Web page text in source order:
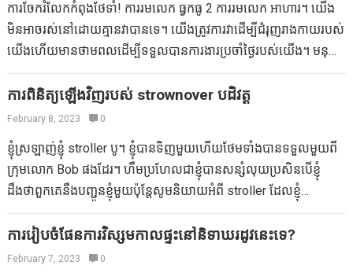
ការបន្ថែមដ៏ល្អសម្រាប់របបអាហាររបស់ម្តាយមានផ្ទៃពោះ។ នៅលើឌីឌីយ៉េធី
ស៊ីធីវាពិភាក្សាអំពីអត្ថប្រយោជន៍សុខភាពរបស់រមៀត។ តោះមើលរបៀបប្រើ
រមៀតមានសុវត្ថិភាពក្នុងពេលមានផ្ទៃពោះ។ 1 # សួរអ្នកជំនាញរោគស្ត្រីរបស់
ប្រើប្រាស់ថែទាំខ្លះពីព្រោះមិនមានការស្រាវជ្រាវតិចតួចទេក្នុងការមិនមានការ
ស្រាវជ្រាវលើសារធាតុទាំងនេះមិនដូចថ្នាំនិងថ្នាំដែលមានវេជ្ជបញ្ជាជាក់លាក់
ទេ។ ខណៈពេលដែលរោគស្ត្រីរបស់អ្នកអាចលើកទឹកចិត្តអ្នកកុំយកថ្នាំគ្រាប់
រុក្ខជាតិមិនមានការណែនាំច្បាស់លាស់អំពីការប្រើប្រាស់រមៀត។ បាន
ផ្តល់ឱ្យថាវាមានលក្ខណៈសម្បត្តិជាច្រើនដែលមានច្រើនដូច្នេះអ្នកអាច
របស់អ្នកដើម្បីសុខភាពនិងការតស៊ូរបស់ក្រុមហ៊ុន។ 2 # ញ៉ាំរមៀតធម្មជាតិ
មានជំនឿមិនត្រឹមត្រូវមួយទាក់ទងនឹងការមានផ្ទៃពោះរបស់គ្រីមដែលថ្នាំ
ការចែករំលែកកំពុងថែទាំ! ការរមលេក ធ្វកធូ 2 ការរមលេក អាហារ។ យើង
មិនអាចរស់នៅដោយគ្មានវាបានទេ។ យើងត្រូវការវាដើម្បីជំរុញរាងកាយរបស់
យើងហើយមានថាមពលដើម្បីទទួលបានការងារប្រចាំថ្ងៃរបស់យើង។ មនុស្ស
ផ្ទាល់ខ្លួនវិធីរៀបចំម្ហូបផ្សេងៗនិងមុខម្ហូបដែលចូលចិត្ត។ ពួកយើងខ្លះធ្វើ
តាមរបបអាហារពិសេសខណៈដែលអ្នកផ្សេងទៀតអាចញ៉ាំអ្វីដែលរសជាតិ
អារម្មណ៍ធូរស្រាល។ អ្នកសរសេរប្លុកច្នៃប្រឌិតសិល្បៈនិងការបំផុសគំនិតទាំង
នេះចែករំលែកក្តីស្រឡាញ់របស់ពួកគេចំពោះអាហារ។ សូមពិនិត្យមើលបញ្ជី
ប្លុកអាហារ 100 របស់យើង។ ប្លុកអាហារល្អបំផុត 100 គិតនៅខាងក្រៅឆ្នាំង
របស់អ្នក ផ្ទះបាយ Bewitchin ញ៉ាំអាហារបក្សី ចាប់យកចានមួយ បន្ទប់គេង
ដ៏អស្ចារ្យ ផ្ទះបាយស្គមស្គាំង sprint…
ការពិនិត្យឡើងវិញរបស់ strownover បដិវត្ត
February 8, 2023 0
ខ្ញុំស្រឡាញ់ខ្ញុំ stroller បូ។ ខ្ញុំបានទិញមួយហើយថែមទាំងបានទទួលមួយពី
ក្រុមលោក Bob ផងដែរ។ ហឹមប្រហែលជាខ្ញុំបានសន្សំលុយប្រសិនបើខ្ញុំ
ដឹងថាពួកគេនឹងបញ្ជូនខ្ញុំមួយប៉ុន្តែសូមនិយាយអំពី stroller ដែលខ្ញុំ
Stobging រត់អស់រយៈពេលជាង 6 ឆ្នាំប៉ុន្តែមួយខែកន្លងមកនេះគឺជាការធ្វើ
តេស្តនៃបដិវត្តរបស់លោក Bob ជាមួយនឹងកង់វិលជំនួសកង់ត្រង់សម្រាប់ការ
ការរៀបចំផែនការវិស្សមកាលផ្ទះនៅនិទាឃរដូវនេះទេ?
February 7, 2023 0